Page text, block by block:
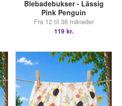
Blebadebukser - Lässig
Pink Penguin
Fra 12 til 36 måneder
119 kr.